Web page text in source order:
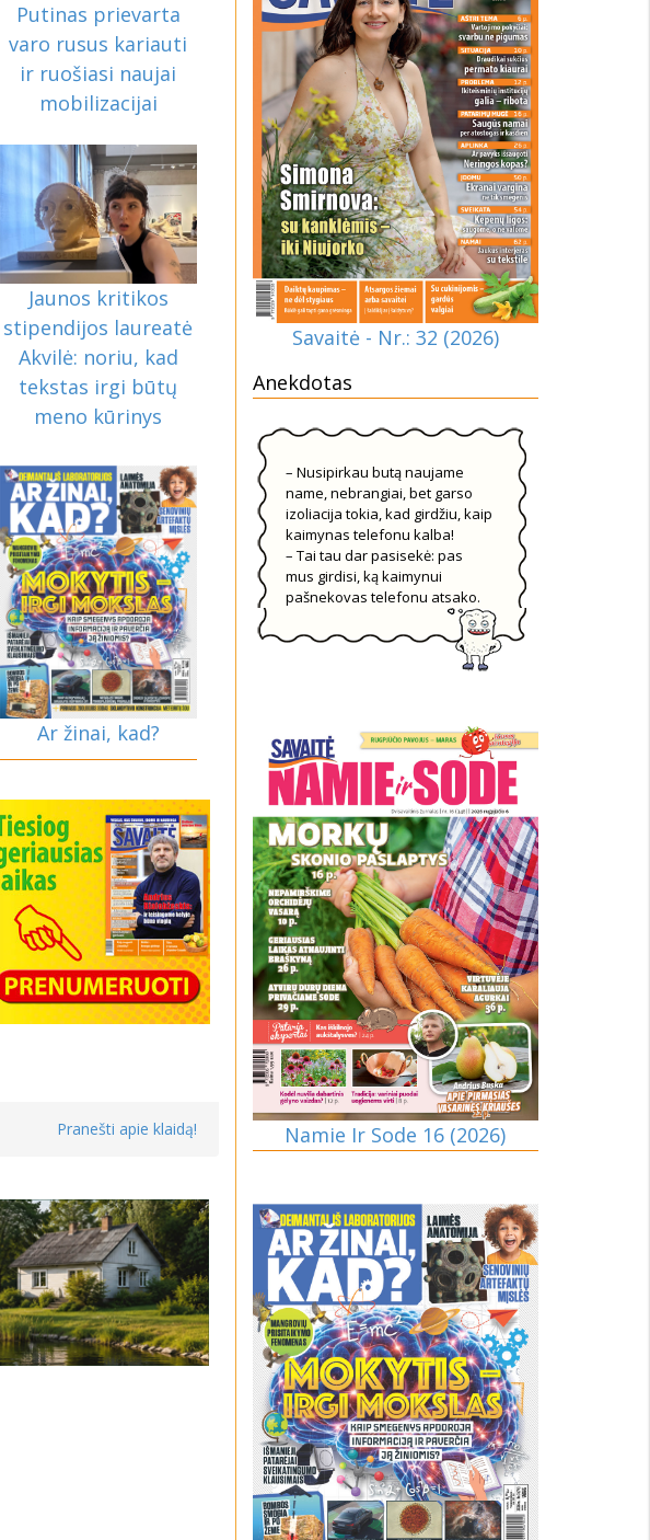
Putinas prievarta
varo rusus kariauti
ir ruošiasi naujai
mobilizacijai
Jaunos kritikos
stipendijos laureatė
Akvilė: noriu, kad
tekstas irgi būtų
meno kūrinys
Ar žinai, kad?
Pranešti apie klaidą!
Savaitė - Nr.: 32 (2026)
Anekdotas
– Nusipirkau butą naujame
name, nebrangiai, bet garso
izoliacija tokia, kad girdžiu, kaip
kaimynas telefonu kalba!
– Tai tau dar pasisekė: pas
mus girdisi, ką kaimynui
pašnekovas telefonu atsako.
Namie Ir Sode 16 (2026)